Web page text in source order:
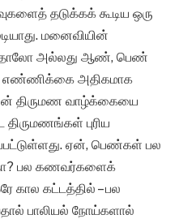
தடுக்கக் கூடிய ஒரு
மனைவியின்
அல்லது ஆண், பெண்
எண்ணிக்கை அதிகமாக
திருமண வாழ்க்கையை
திருமணங்கள் புரிய
ஏன், பெண்கள் பல
பல கணவர்களைக்
கால கட்டத்தில் – பல
பாலியல் நோய்களால்